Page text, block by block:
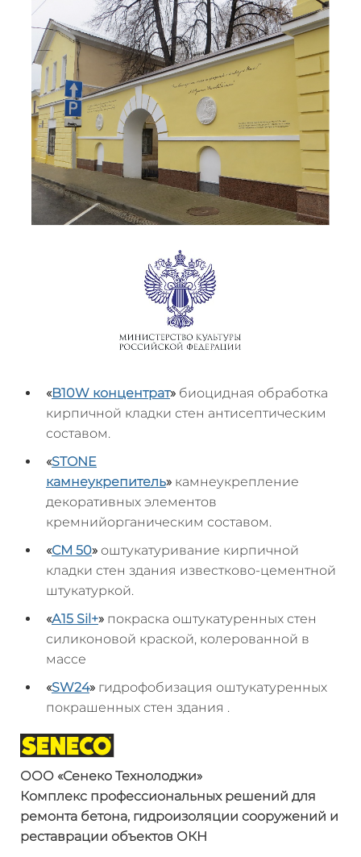
«B10W концентрат» биоцидная обработка
кирпичной кладки стен антисептическим
составом.
«STONE
камнеукрепитель» камнеукрепление
декоративных элементов
кремнийорганическим составом.
«СМ 50» оштукатуривание кирпичной
кладки стен здания известково-цементной
штукатуркой.
«А15 Sil+» покраска оштукатуренных стен
силиконовой краской, колерованной в
массе
«SW24» гидрофобизация оштукатуренных
покрашенных стен здания .
ООО «Сенеко Технолоджи»
Комплекс профессиональных решений для
ремонта бетона, гидроизоляции сооружений и
реставрации объектов ОКН